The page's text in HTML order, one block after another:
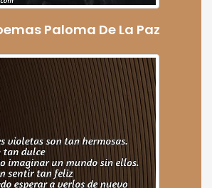
Paloma De La Paz